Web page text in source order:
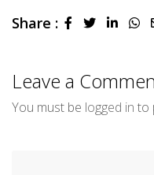
Share :
Leave a
You must be logged in to